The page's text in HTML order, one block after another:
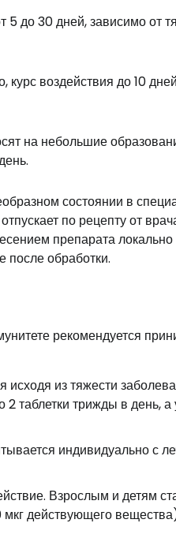
5 до 30 дней, зависимо от
курс воздействия до 10
на небольшие
состоянии в
по рецепту от
препарата
после обработки.
рекомендуется
из тяжести
таблетки трижды в день, а
индивидуально с
Взрослым и детям
действующего